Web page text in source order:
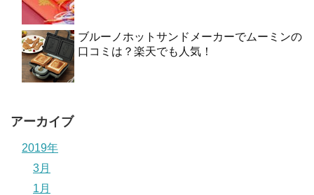
ブルーノホットサンドメーカーでムーミンの
口コミは？楽天でも人気！
アーカイブ
2019年
3月
1月